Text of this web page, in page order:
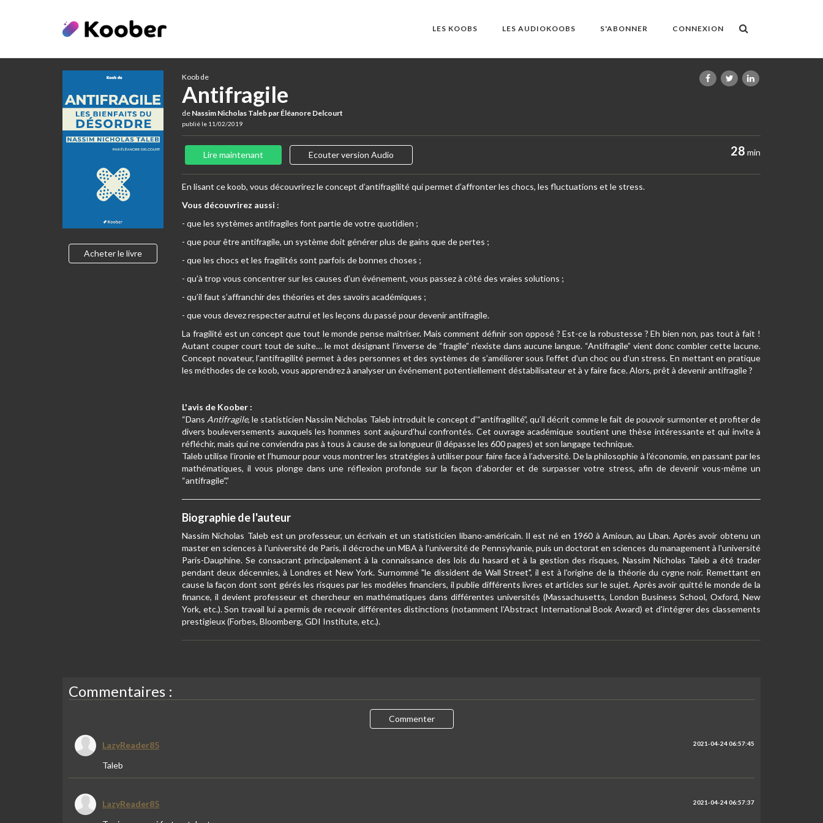
LES KOOBS LES AUDIOKOOBS S'ABONNER CONNEXION
Acheter le livre
Koob de
Antifragile
de Nassim Nicholas Taleb par Éléanore Delcourt
publié le 11/02/2019
28 min
Lire maintenant Ecouter version Audio
En lisant ce koob, vous découvrirez le concept d’antifragilité qui permet d’affronter les chocs, les fluctuations et le stress.
Vous découvrirez aussi :
- que les systèmes antifragiles font partie de votre quotidien ;
- que pour être antifragile, un système doit générer plus de gains que de pertes ;
- que les chocs et les fragilités sont parfois de bonnes choses ;
- qu’à trop vous concentrer sur les causes d’un événement, vous passez à côté des vraies solutions ;
- qu’il faut s’affranchir des théories et des savoirs académiques ;
- que vous devez respecter autrui et les leçons du passé pour devenir antifragile.
La fragilité est un concept que tout le monde pense maîtriser. Mais comment définir son opposé ? Est-ce la robustesse ? Eh bien non, pas tout à fait !
Autant couper court tout de suite… le mot désignant l’inverse de “fragile” n’existe dans aucune langue. “Antifragile” vient donc combler cette lacune.
Concept novateur, l’antifragilité permet à des personnes et des systèmes de s’améliorer sous l’effet d’un choc ou d’un stress. En mettant en pratique
les méthodes de ce koob, vous apprendrez à analyser un événement potentiellement déstabilisateur et à y faire face. Alors, prêt à devenir antifragile ?
L'avis de Koober :
“Dans Antifragile, le statisticien Nassim Nicholas Taleb introduit le concept d’“antifragilité”, qu’il décrit comme le fait de pouvoir surmonter et profiter de
divers bouleversements auxquels les hommes sont aujourd’hui confrontés. Cet ouvrage académique soutient une thèse intéressante et qui invite à
réfléchir, mais qui ne conviendra pas à tous à cause de sa longueur (il dépasse les 600 pages) et son langage technique.
Taleb utilise l’ironie et l’humour pour vous montrer les stratégies à utiliser pour faire face à l’adversité. De la philosophie à l’économie, en passant par les
mathématiques, il vous plonge dans une réflexion profonde sur la façon d’aborder et de surpasser votre stress, afin de devenir vous-même un
“antifragile”.”
Biographie de l'auteur
Nassim Nicholas Taleb est un professeur, un écrivain et un statisticien libano-américain. Il est né en 1960 à Amioun, au Liban. Après avoir obtenu un
master en sciences à l'université de Paris, il décroche un MBA à l'université de Pennsylvanie, puis un doctorat en sciences du management à l'université
Paris-Dauphine. Se consacrant principalement à la connaissance des lois du hasard et à la gestion des risques, Nassim Nicholas Taleb a été trader
pendant deux décennies, à Londres et New York. Surnommé "le dissident de Wall Street", il est à l'origine de la théorie du cygne noir. Remettant en
cause la façon dont sont gérés les risques par les modèles financiers, il publie différents livres et articles sur le sujet. Après avoir quitté le monde de la
finance, il devient professeur et chercheur en mathématiques dans différentes universités (Massachusetts, London Business School, Oxford, New
York, etc.). Son travail lui a permis de recevoir différentes distinctions (notamment l’Abstract International Book Award) et d'intégrer des classements
prestigieux (Forbes, Bloomberg, GDI Institute, etc.).
Commentaires :
Commenter
LazyReader85 2021-04-24 06:57:45
Taleb
LazyReader85 2021-04-24 06:57:37